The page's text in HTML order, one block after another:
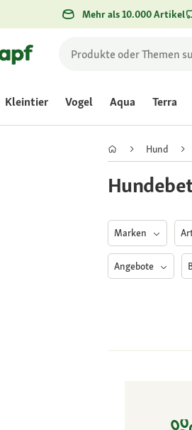
Mehr als 10.000 Artikel
Kleintier Vogel Aqua Terra
Hund
Marken
Angebote